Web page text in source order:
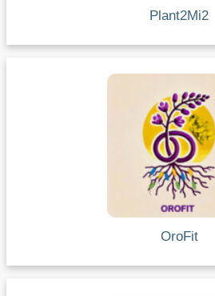
Plant2Mi2
OroFit